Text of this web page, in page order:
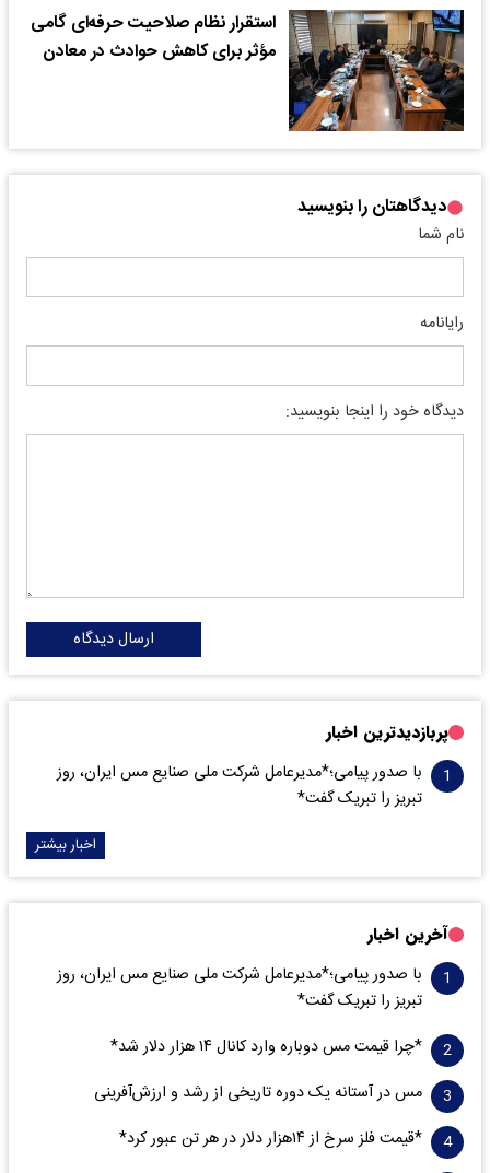
استقرار نظام صلاحیت حرفه‌ای گامی
مؤثر برای کاهش حوادث در معادن
دیدگاهتان را بنویسید
نام شما
رایانامه
دیدگاه خود را اینجا بنویسید:
ارسال دیدگاه
پربازدیدترین اخبار
با صدور پیامی؛*مدیرعامل شرکت ملی صنایع مس ایران، روز
تبریز را تبریک گفت*
اخبار بیشتر
آخرین اخبار
با صدور پیامی؛*مدیرعامل شرکت ملی صنایع مس ایران، روز
تبریز را تبریک گفت*
*چرا قیمت مس دوباره وارد کانال ۱۴ هزار دلار شد*
مس در آستانه یک دوره تاریخی از رشد و ارزش‌آفرینی
*قیمت فلز سرخ از ۱۴هزار دلار در هر تن عبور کرد*